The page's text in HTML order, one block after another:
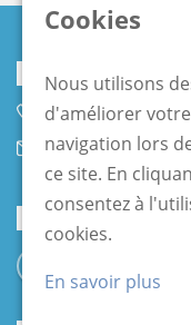
Coordonnées
+32 10 45 75 45
Réseaux Sociaux
Cookies
Nous utilisons
d'améliorer
navigation lors
ce site. En
consentez à
cookies.
En savoir plus